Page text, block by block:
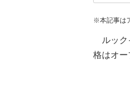
※本記事は
ルック
格はオー